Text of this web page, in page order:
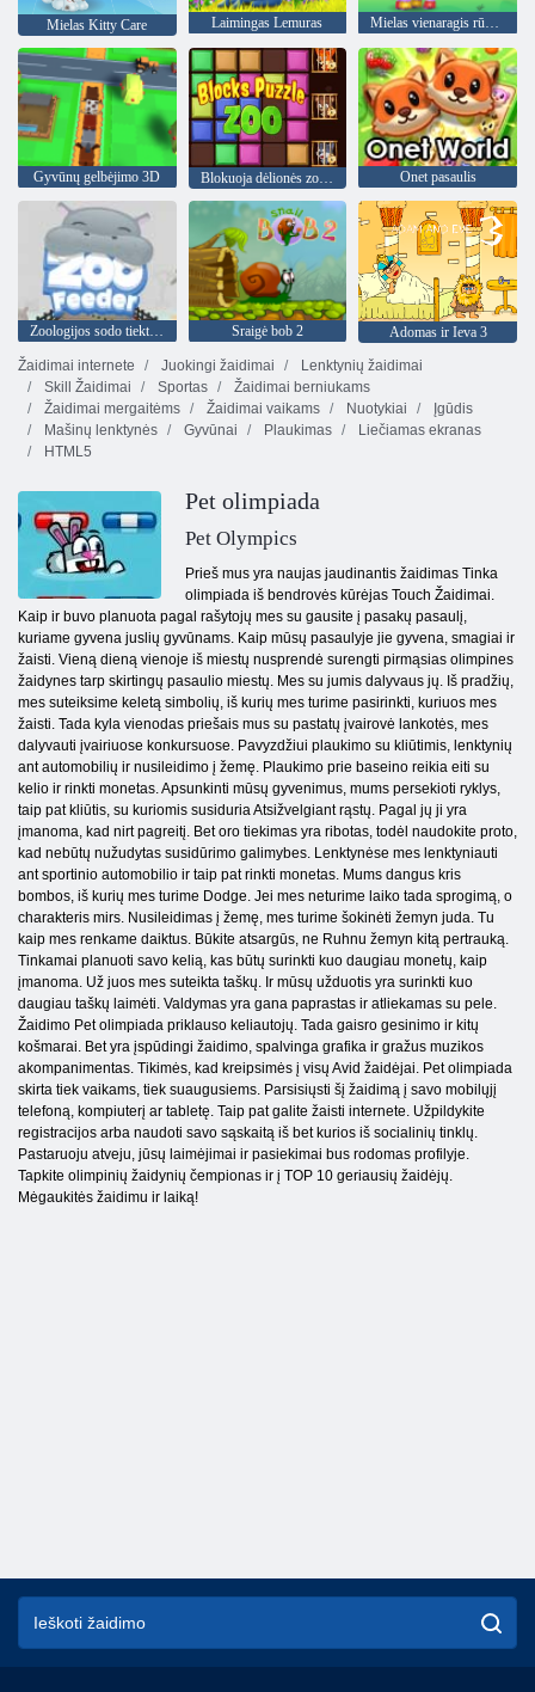
Mielas Kitty Care Laimingas Lemuras Mielas vienaragis rūpestis
Gyvūnų gelbėjimo 3D Blokuoja dėlionės zoologijos sodas Onet pasaulis
Zoologijos sodo tiektuvas Sraigė bob 2
Adomas ir Ieva 3
Žaidimai internete
Juokingi žaidimai
Lenktynių žaidimai
Skill Žaidimai
Sportas
Žaidimai berniukams
Žaidimai mergaitėms
Žaidimai vaikams Nuotykiai
Įgūdis
Mašinų lenktynės
Gyvūnai Plaukimas
Liečiamas ekranas
HTML5
Pet olimpiada
Pet Olympics
Prieš mus yra naujas jaudinantis žaidimas Tinka
olimpiada iš bendrovės kūrėjas Touch Žaidimai.
Kaip ir buvo planuota pagal rašytojų mes su gausite į pasakų pasaulį,
kuriame gyvena juslių gyvūnams. Kaip mūsų pasaulyje jie gyvena, smagiai ir
žaisti. Vieną dieną vienoje iš miestų nusprendė surengti pirmąsias olimpines
žaidynes tarp skirtingų pasaulio miestų. Mes su jumis dalyvaus jų. Iš pradžių,
mes suteiksime keletą simbolių, iš kurių mes turime pasirinkti, kuriuos mes
žaisti. Tada kyla vienodas priešais mus su pastatų įvairovė lankotės, mes
dalyvauti įvairiuose konkursuose. Pavyzdžiui plaukimo su kliūtimis, lenktynių
ant automobilių ir nusileidimo į žemę. Plaukimo prie baseino reikia eiti su
kelio ir rinkti monetas. Apsunkinti mūsų gyvenimus, mums persekioti ryklys,
taip pat kliūtis, su kuriomis susiduria Atsižvelgiant rąstų. Pagal jų ji yra
įmanoma, kad nirt pagreitį. Bet oro tiekimas yra ribotas, todėl naudokite proto,
kad nebūtų nužudytas susidūrimo galimybes. Lenktynėse mes lenktyniauti
ant sportinio automobilio ir taip pat rinkti monetas. Mums dangus kris
bombos, iš kurių mes turime Dodge. Jei mes neturime laiko tada sprogimą, o
charakteris mirs. Nusileidimas į žemę, mes turime šokinėti žemyn juda. Tu
kaip mes renkame daiktus. Būkite atsargūs, ne Ruhnu žemyn kitą pertrauką.
Tinkamai planuoti savo kelią, kas būtų surinkti kuo daugiau monetų, kaip
įmanoma. Už juos mes suteikta taškų. Ir mūsų užduotis yra surinkti kuo
daugiau taškų laimėti. Valdymas yra gana paprastas ir atliekamas su pele.
Žaidimo Pet olimpiada priklauso keliautojų. Tada gaisro gesinimo ir kitų
košmarai. Bet yra įspūdingi žaidimo, spalvinga grafika ir gražus muzikos
akompanimentas. Tikimės, kad kreipsimės į visų Avid žaidėjai. Pet olimpiada
skirta tiek vaikams, tiek suaugusiems. Parsisiųsti šį žaidimą į savo mobilųjį
telefoną, kompiuterį ar tabletę. Taip pat galite žaisti internete. Užpildykite
registracijos arba naudoti savo sąskaitą iš bet kurios iš socialinių tinklų.
Pastaruoju atveju, jūsų laimėjimai ir pasiekimai bus rodomas profilyje.
Tapkite olimpinių žaidynių čempionas ir į TOP 10 geriausių žaidėjų.
Mėgaukitės žaidimu ir laiką!